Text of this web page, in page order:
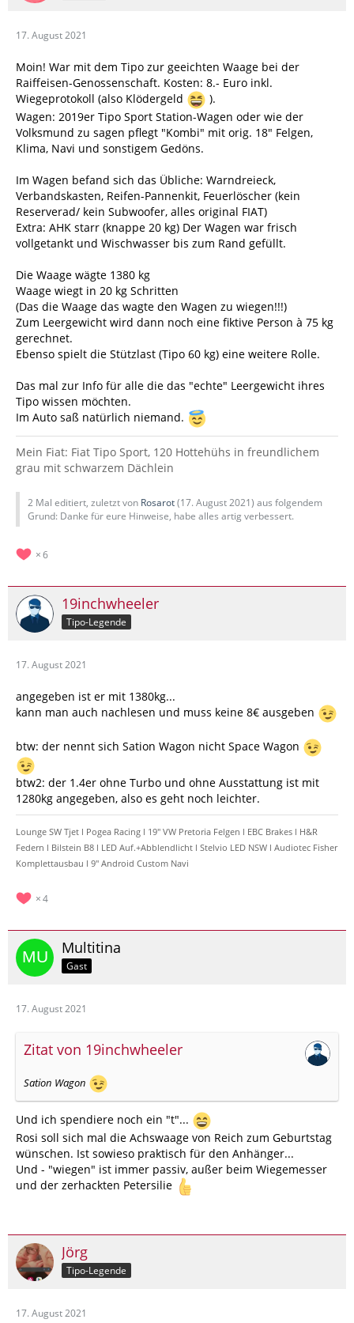
17. August 2021
Moin! War mit dem Tipo zur geeichten Waage bei der
Raiffeisen-Genossenschaft. Kosten: 8.- Euro inkl.
Wiegeprotokoll (also Klödergeld
).
Wagen: 2019er Tipo Sport Station-Wagen oder wie der
Volksmund zu sagen pflegt "Kombi" mit orig. 18" Felgen,
Klima, Navi und sonstigem Gedöns.
Im Wagen befand sich das Übliche: Warndreieck,
Verbandskasten, Reifen-Pannenkit, Feuerlöscher (kein
Reserverad/ kein Subwoofer, alles original FIAT)
Extra: AHK starr (knappe 20 kg) Der Wagen war frisch
vollgetankt und Wischwasser bis zum Rand gefüllt.
Die Waage wägte 1380 kg
Waage wiegt in 20 kg Schritten
(Das die Waage das wagte den Wagen zu wiegen!!!)
Zum Leergewicht wird dann noch eine fiktive Person à 75 kg
gerechnet.
Ebenso spielt die Stützlast (Tipo 60 kg) eine weitere Rolle.
Das mal zur Info für alle die das "echte" Leergewicht ihres
Tipo wissen möchten.
Im Auto saß natürlich niemand.
Mein Fiat: Fiat Tipo Sport, 120 Hottehühs in freundlichem
grau mit schwarzem Dächlein
2 Mal editiert, zuletzt von Rosarot(17. August 2021) aus folgendem
Grund: Danke für eure Hinweise, habe alles artig verbessert.
6
19inchwheeler
Tipo-Legende
17. August 2021
angegeben ist er mit 1380kg...
kann man auch nachlesen und muss keine 8€ ausgeben
btw: der nennt sich Sation Wagon nicht Space Wagon
btw2: der 1.4er ohne Turbo und ohne Ausstattung ist mit
1280kg angegeben, also es geht noch leichter.
Lounge SW Tjet l Pogea Racing l 19" VW Pretoria Felgen l EBC Brakes l H&R
Federn l Bilstein B8 l LED Auf.+Abblendlicht l Stelvio LED NSW l Audiotec Fisher
Komplettausbau l 9" Android Custom Navi
4
Multitina
Gast
17. August 2021
Zitat von 19inchwheeler
Sation Wagon
Und ich spendiere noch ein "t"...
Rosi soll sich mal die Achswaage von Reich zum Geburtstag
wünschen. Ist sowieso praktisch für den Anhänger...
Und - "wiegen" ist immer passiv, außer beim Wiegemesser
und der zerhackten Petersilie
Jörg
Tipo-Legende
17. August 2021